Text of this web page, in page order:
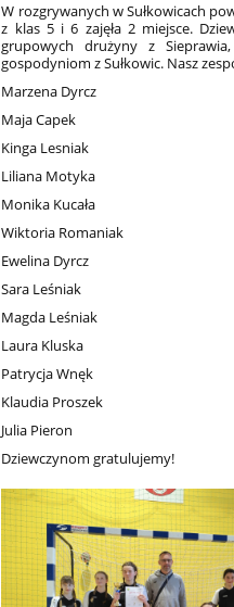
W rozgrywanych w Sułkowicach
z klas 5 i 6 zajęła 2 miejsce.
grupowych drużyny z
gospodyniom z Sułkowic. Nasz
Marzena Dyrcz
Maja Capek
Kinga Lesniak
Liliana Motyka
Monika Kucała
Wiktoria Romaniak
Ewelina Dyrcz
Sara Leśniak
Magda Leśniak
Laura Kluska
Patrycja Wnęk
Klaudia Proszek
Julia Pieron
Dziewczynom gratulujemy!